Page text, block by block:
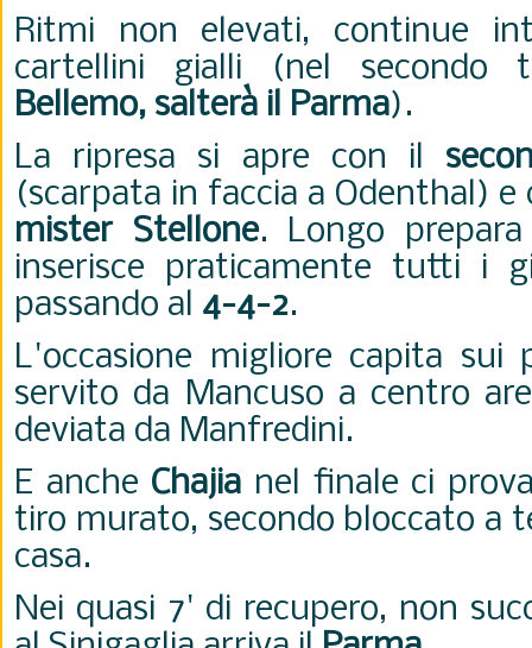
Ritmi non elevati, continue
cartellini gialli (nel secondo
Bellemo, salterà il Parma).
La ripresa si apre con il
(scarpata in faccia a Odenthal) e
mister Stellone. Longo
inserisce praticamente tutti i
passando al 4-4-2.
L'occasione migliore capita
servito da Mancuso a centro
deviata da Manfredini.
E anche Chajia nel finale ci
tiro murato, secondo bloccato a
casa.
Nei quasi 7' di recupero, non